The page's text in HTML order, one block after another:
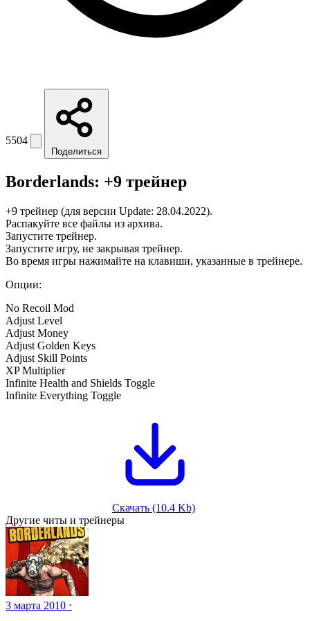
5504
Поделиться
Borderlands: +9 трейнер
+9 трейнер (для версии Update: 28.04.2022).
Распакуйте все файлы из архива.
Запустите трейнер.
Запустите игру, не закрывая трейнер.
Во время игры нажимайте на клавиши, указанные в трейнере.
Опции:
No Recoil Mod
Adjust Level
Adjust Money
Adjust Golden Keys
Adjust Skill Points
XP Multiplier
Infinite Health and Shields Toggle
Infinite Everything Toggle
Скачать (10.4 Kb)
Другие читы и трейнеры
3 марта 2010 ⋅